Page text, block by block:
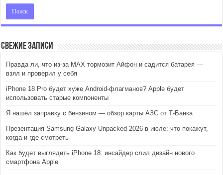
Свежие записи
Правда ли, что из-за MAX тормозит Айфон и садится батарея —
взял и проверил у себя
iPhone 18 Pro будет хуже Android-флагманов? Apple будет
использовать старые компоненты
Я нашёл заправку с бензином — обзор карты АЗС от Т-Банка
Презентация Samsung Galaxy Unpacked 2026 в июле: что покажут,
когда и где смотреть
Как будет выглядеть iPhone 18: инсайдер слил дизайн нового
смартфона Apple